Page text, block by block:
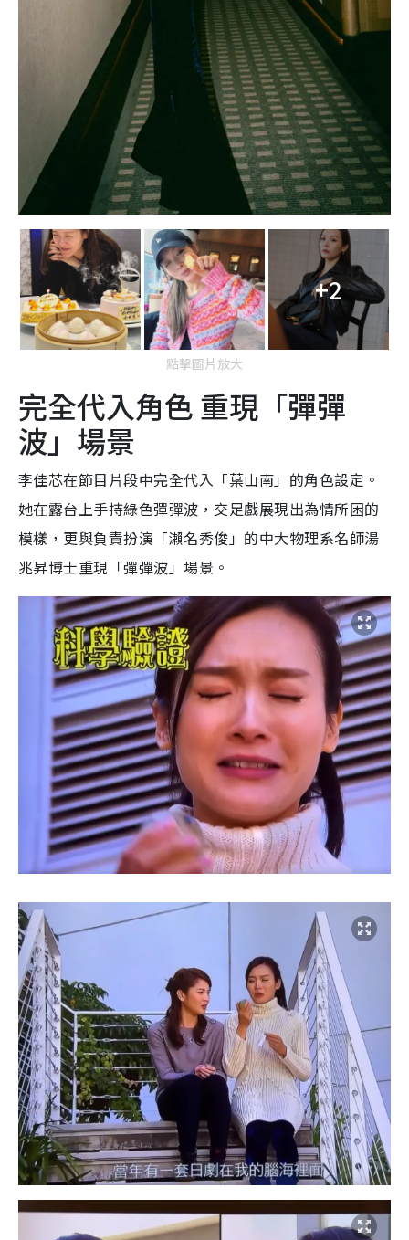
+2
點擊圖片放大
完全代入角色 重現「彈彈
波」場景
李佳芯在節目片段中完全代入「葉山南」的角色設定。
她在露台上手持綠色彈彈波，交足戲展現出為情所困的
模樣，更與負責扮演「瀨名秀俊」的中大物理系名師湯
兆昇博士重現「彈彈波」場景。